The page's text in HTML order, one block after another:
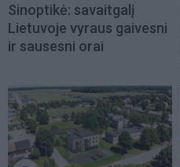
Sinoptikė: savaitgalį
Lietuvoje vyraus gaivesni
ir sausesni orai